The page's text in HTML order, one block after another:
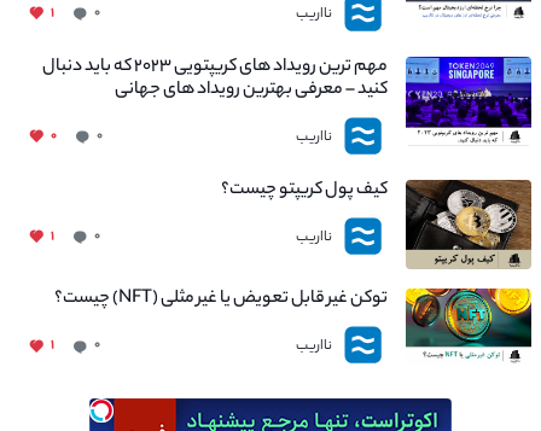
نااریب ۰ ۱
مهم ترین رویداد های کریپتویی ۲۰۲۳ که باید دنبال
کنید – معرفی بهترین رویداد های جهانی
نااریب ۰ ۰
کیف پول کریپتو چیست؟
نااریب ۰ ۱
توکن غیر قابل تعویض یا غیر مثلی (NFT) چیست؟
نااریب ۰ ۱